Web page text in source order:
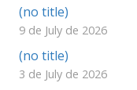
(no title)
9 de July de 2026
(no title)
3 de July de 2026